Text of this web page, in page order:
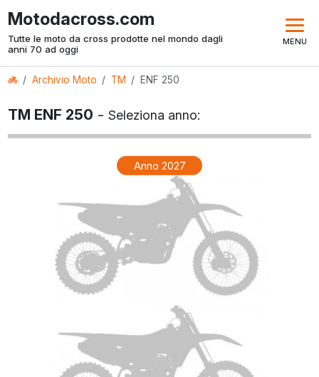
Motodacross.com
Tutte le moto da cross prodotte nel mondo dagli
anni 70 ad oggi
MENU
Archivio Moto TM ENF 250
TM ENF 250 -Seleziona anno:
Anno 2027